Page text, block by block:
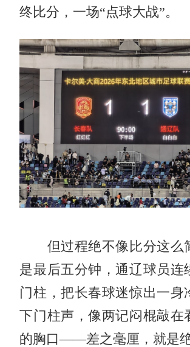
终比分，一场“点球大战”。
但过程绝不像比分这么
是最后五分钟，通辽球员连
门柱，把长春球迷惊出一身
下门柱声，像两记闷棍敲在
的胸口——差之毫厘，就是绝